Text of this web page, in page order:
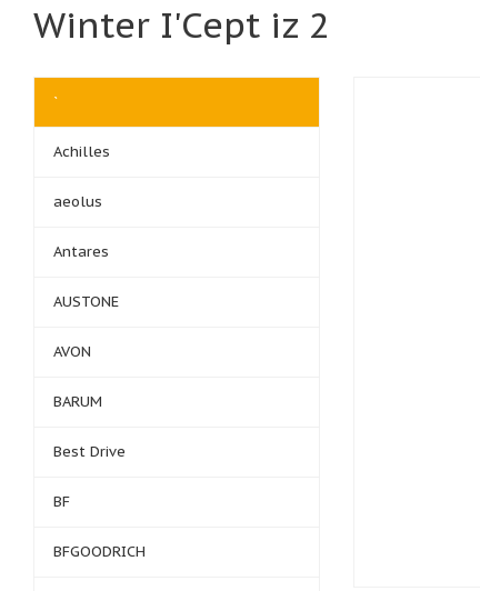
Winter I'Cept iz 2
`
Achilles
aeolus
Antares
AUSTONE
AVON
BARUM
Best Drive
BF
BFGOODRICH